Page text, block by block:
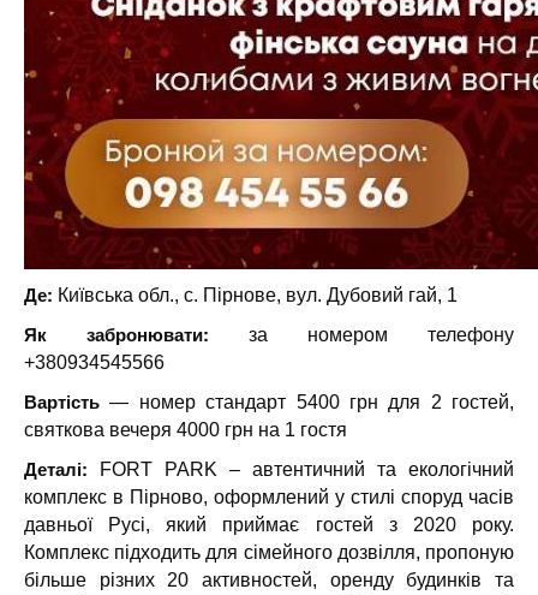
Де: Київська обл., с. Пірнове, вул. Дубовий гай, 1
Як забронювати: за номером телефону
+380934545566
Вартість — номер стандарт 5400 грн для 2 гостей,
святкова вечеря 4000 грн на 1 гостя
Деталі:
FORT PARK – автентичний та екологічний
комплекс в Пірново, оформлений у стилі споруд часів
давньої Русі, який приймає гостей з 2020 року.
Комплекс підходить для сімейного дозвілля, пропоную
більше різних 20 активностей, оренду будинків та